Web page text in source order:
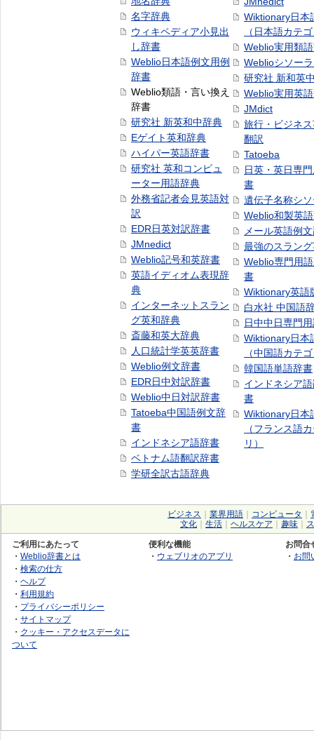
名字辞典
ウィキペディア小見出
し辞書
Weblio日本語例文用例
辞書
Weblio類語・言い換え
辞書
研究社 新英和中辞典
Eゲイト英和辞典
ハイパー英語辞書
研究社 英和コンピュ
ーター用語辞典
外務省記者会見英語対
訳
EDR日英対訳辞書
JMnedict
Weblio記号和英辞書
英語イディオム表現辞
典
インターネットスラン
グ英和辞典
斎藤和英大辞典
人口統計学英英辞書
Weblio例文辞書
EDR日中対訳辞書
Weblio中日対訳辞書
Tatoeba中国語例文辞
書
インドネシア語辞書
ベトナム語翻訳辞書
学研全訳古語辞典
Wiktionary日本
（日本語カテ
Weblio実用類
Weblioシソー
研究社 新和英
Weblio実用英
JMdict
旅行・ビジネ
翻訳
Tatoeba
日英・英日専
書
遺伝子名称シ
Weblio和製英
メール英語例
最強のスラン
Weblio専門用
書
Wiktionary英語
白水社 中国語
日中中日専門
Wiktionary日本
（中国語カテ
韓国語単語辞書
インドネシア
書
Wiktionary日本
（フランス語
リ）
ビジネス 業界用語 コンピュータ
文化
生活 ヘルスケア 趣味
ご利用にあたって
・ Weblio辞書とは
・ 検索の仕方
・ ヘルプ
・ 利用規約
・ プライバシーポリシー
・ サイトマップ
・ クッキー・アクセスデータに
ついて
便利な機能
・ ウェブリオのアプリ
お問合
・ お問